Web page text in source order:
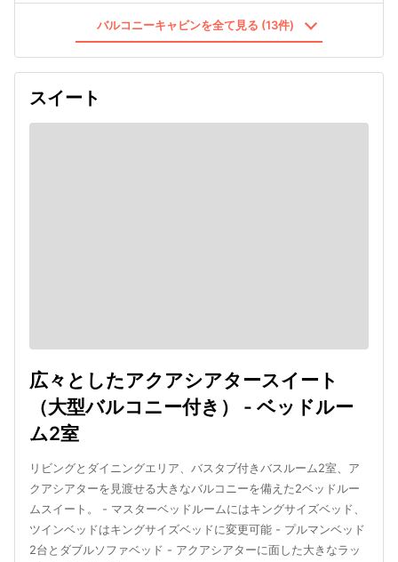
バルコニーキャビンを全て見る (13件)
スイート
広々としたアクアシアタースイート
（大型バルコニー付き） - ベッドルー
ム2室
リビングとダイニングエリア、バスタブ付きバスルーム2室、ア
クアシアターを見渡せる大きなバルコニーを備えた2ベッドルー
ムスイート。 - マスターベッドルームにはキングサイズベッド、
ツインベッドはキングサイズベッドに変更可能 - プルマンベッド
2台とダブルソファベッド - アクアシアターに面した大きなラッ